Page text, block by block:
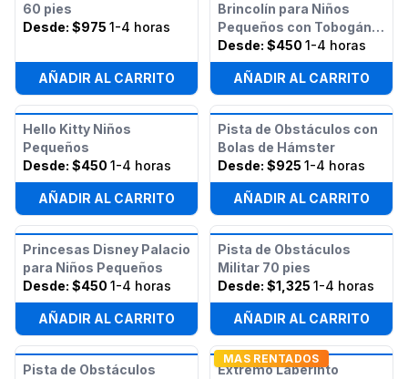
60 pies
Desde: $975 1-4 horas
AÑADIR AL CARRITO
Brincolín para Niños
Pequeños con Tobogán
(Húmedo o Seco)
Desde: $450 1-4 horas
AÑADIR AL CARRITO
Hello Kitty Niños
Pequeños
Desde: $450 1-4 horas
AÑADIR AL CARRITO
Pista de Obstáculos con
Bolas de Hámster
Desde: $925 1-4 horas
AÑADIR AL CARRITO
Princesas Disney Palacio
para Niños Pequeños
Desde: $450 1-4 horas
AÑADIR AL CARRITO
Pista de Obstáculos
Militar 70 pies
Desde: $1,325 1-4 horas
AÑADIR AL CARRITO
Pista de Obstáculos
MAS RENTADOS
Extremo Laberinto